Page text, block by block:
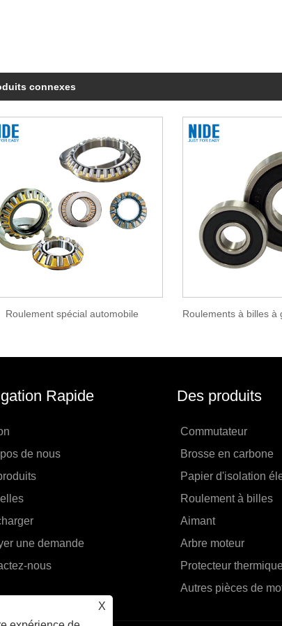
connexes
Roulement spécial automobile
X
Rapide
de nous
une demande
nous
Des produits
Commutateur
Brosse en carbone
Papier d'isolation
Roulement à billes
Aimant
Arbre moteur
Protecteur
Autres pièces de